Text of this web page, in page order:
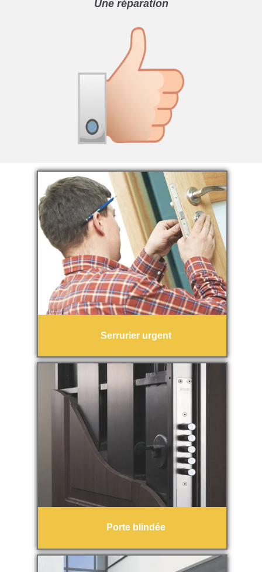
Une réparation
Serrurier urgent
Porte blindée